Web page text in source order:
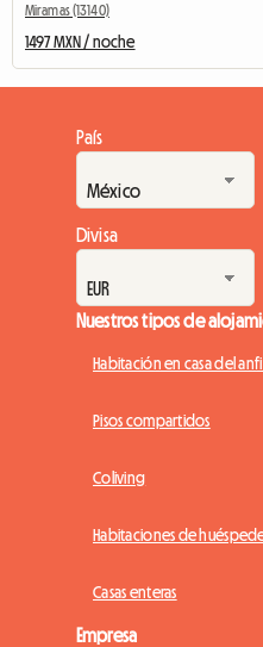
Miramas (13140)
1497 MXN / noche
País
Divisa
Nuestros tipos de
Habitación en casa del
Pisos compartidos
Coliving
Habitaciones de
Casas enteras
Empresa